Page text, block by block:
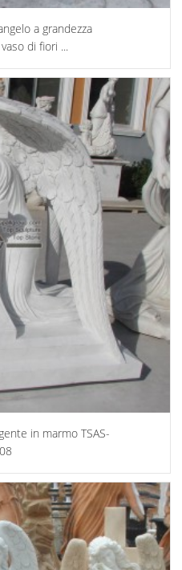
a grandezza
di fiori ...
in marmo TSAS-